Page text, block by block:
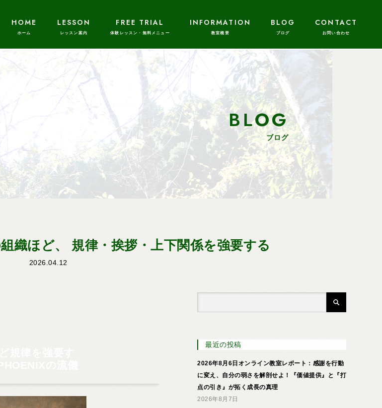
HOME LESSON FREE TRIAL INFORMATION BLOG CONTACT
BLOG
ブログ
織ほど、 規律・挨拶・上下関係を強要する
2026.04.12
最近の投稿
2026年8月6日オンライン教室レポート：感謝を行動
に変え、自分の弱さを解剖せよ！『価値提供』と『打
点の引き』が拓く成長の真理
2026年8月7日